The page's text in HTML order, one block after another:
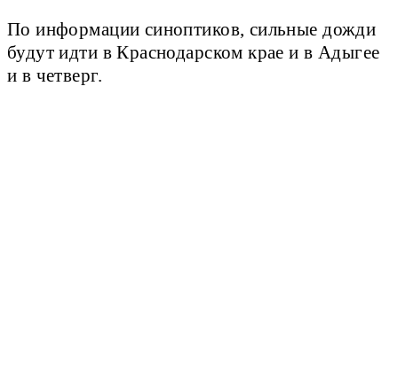
По информации синоптиков, сильные дожди
будут идти в Краснодарском крае и в Адыгее
и в четверг.